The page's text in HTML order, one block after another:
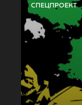
СПЕЦПРОЕКТ